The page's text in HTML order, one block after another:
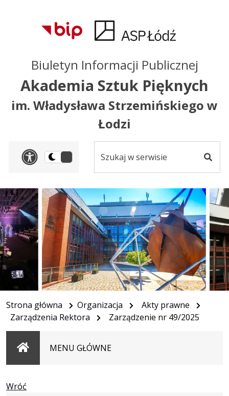
Przejdź do
głównego menu
Przejdź do treści
Przejdź do mapy
serwisu
Biuletyn Informacji Publicznej
Akademia Sztuk Pięknych
im. Władysława Strzemińskiego w
Łodzi
Panel dostosowania
Przełącz
ciemną
serwisie
Strona główna Organizacja
Akty prawne
Zarządzenia Rektora
Zarządzenie nr 49/2025
StronaMENU GŁÓWNE
Wróć